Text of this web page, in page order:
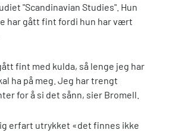
"Scandinavian Studies". Hun
har gått fint fordi hun har vært
fint med kulda, så lenge jeg har
ha på meg. Jeg har trengt
for å si det sånn, sier Bromell.
erfart utrykket «det finnes ikke